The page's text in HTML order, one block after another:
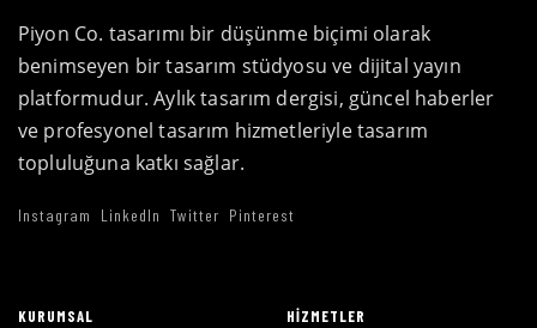
Piyon Co. tasarımı bir düşünme biçimi olarak
benimseyen bir tasarım stüdyosu ve dijital yayın
platformudur. Aylık tasarım dergisi, güncel haberler
ve profesyonel tasarım hizmetleriyle tasarım
topluluğuna katkı sağlar.
Instagram LinkedIn Twitter Pinterest
KURUMSAL HIZMETLER